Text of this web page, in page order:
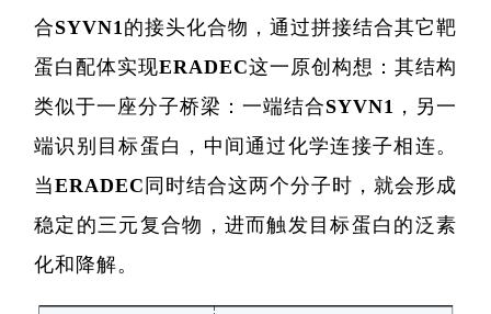
合SYVN1的接头化合物，通过拼接结合其它靶
蛋白配体实现ERADEC这一原创构想：其结构
类似于一座分子桥梁：一端结合SYVN1，另一
端识别目标蛋白，中间通过化学连接子相连。
当ERADEC同时结合这两个分子时，就会形成
稳定的三元复合物，进而触发目标蛋白的泛素
化和降解。